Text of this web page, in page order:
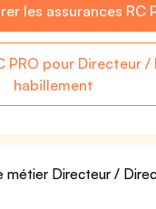
les assurances RC
PRO pour Directeur
habillement
métier Directeur /